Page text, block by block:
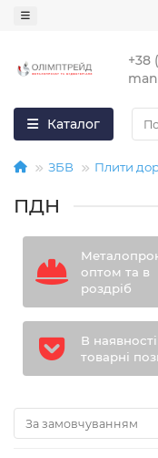
+38
Каталог
ЗБВ Плити
ПДН
оптом та в
роздріб
В наявності
товарні